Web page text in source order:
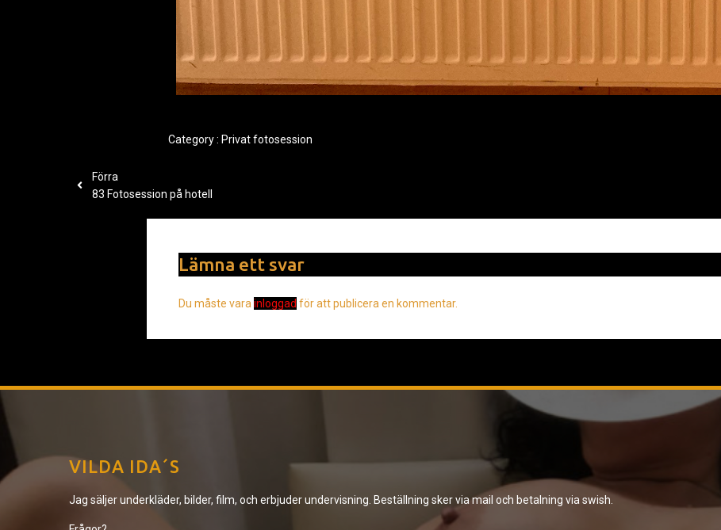
Category : Privat fotosession
Förra
83 Fotosession på hotell
Lämna ett svar
Du måste varainloggad för att publicera en kommentar.
VILDA IDA´S
Jag säljer underkläder, bilder, film, och erbjuder undervisning. Beställning sker via mail och betalning via swish.